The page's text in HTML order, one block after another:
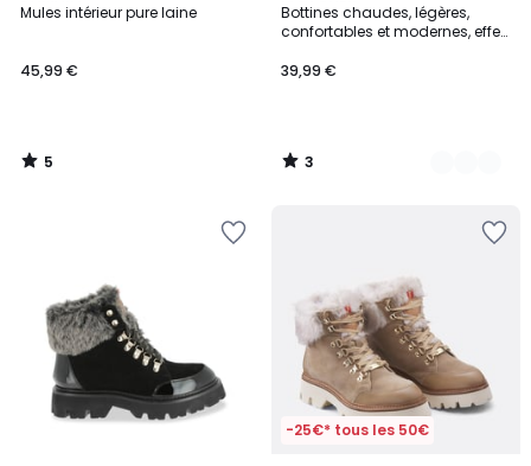
Mules intérieur pure laine
45,99 €
/
5
/
Bottines chaudes, légères,
confortables et modernes, effet
39,99 €
/
5
Couleurs
3
/
-25€* tous les 50€